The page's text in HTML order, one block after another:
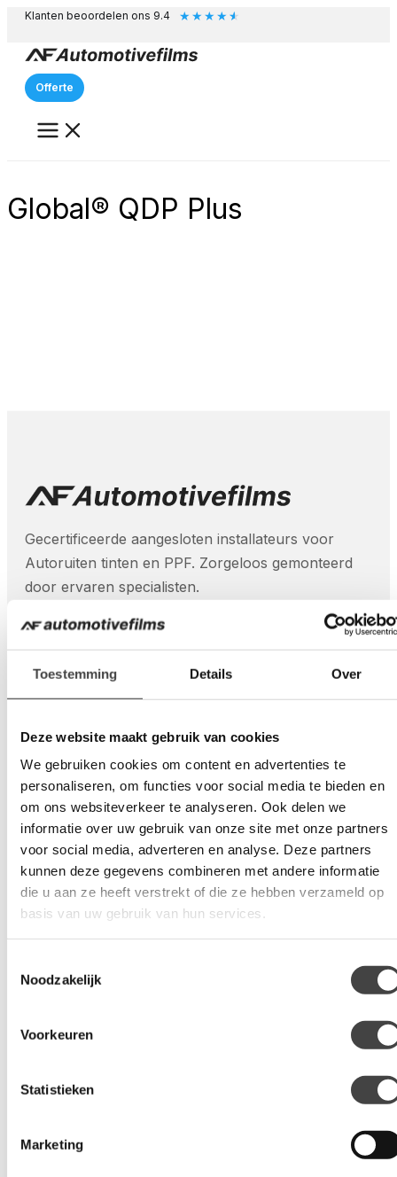
Toestemming Details Over
Deze website maakt gebruik van cookies
We gebruiken cookies om content en advertenties te
personaliseren, om functies voor social media te bieden en
om ons websiteverkeer te analyseren. Ook delen we
informatie over uw gebruik van onze site met onze partners
voor social media, adverteren en analyse. Deze partners
kunnen deze gegevens combineren met andere informatie
die u aan ze heeft verstrekt of die ze hebben verzameld op
basis van uw gebruik van hun services.
Noodzakelijk
Voorkeuren
Statistieken
Marketing
inhoud
Klanten beoordelen ons 9.4 ★★★★★
Offerte
Global® QDP Plus
Gecertificeerde aangesloten installateurs voor
Autoruiten tinten en PPF. Zorgeloos gemonteerd
door ervaren specialisten.
Diensten
Veiligheidsfolie autoruiten
Chameleon raamfolie
Locaties
Vind een vestiging
Alle vestigingen
Raamfolie
Global® QDP Plus
GSW® Chameleon